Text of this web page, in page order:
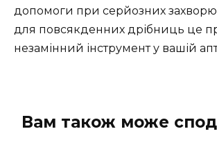
допомоги при серйозних
для повсякденних дрібниць це
незамінний інструмент у вашій
Вам також може